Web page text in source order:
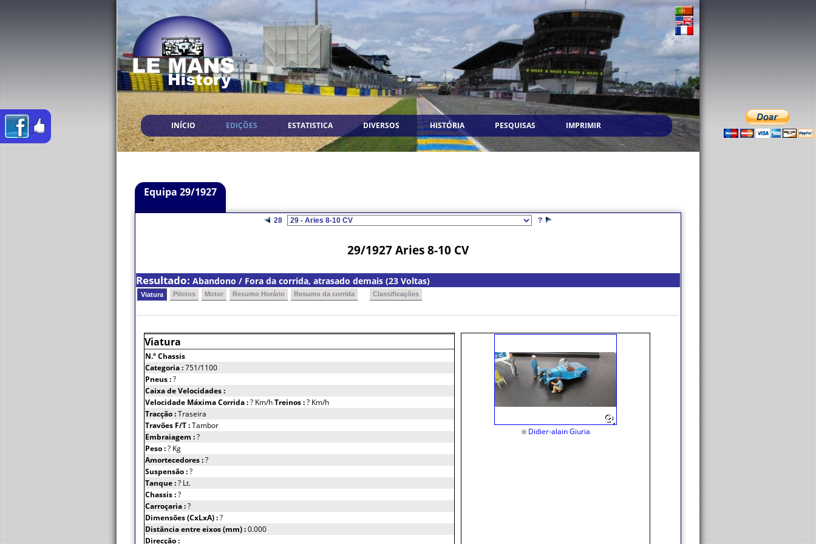
INÍCIO EDIÇÕES ESTATISTICA DIVERSOS HISTÓRIA PESQUISAS IMPRIMIR
Equipa 29/1927
28 ?
29/1927 Aries 8-10 CV
Resultado: Abandono / Fora da corrida, atrasado demais (23 Voltas)
Viatura Pilotos Motor Resumo Horário Resumo da corrida Classificações
Viatura
N.º Chassis
Categoria :751/1100
Pneus :?
Caixa de Velocidades :
Velocidade Máxima Corrida :? Km/hTreinos :? Km/h
Tracção :Traseira
Travões F/T :Tambor
Embraiagem :?
Peso :? Kg
Amortecedores :?
Suspensão :?
Tanque :? Lt.
Chassis :?
Carroçaria :?
Dimensões (CxLxA) :?
Distância entre eixos (mm) :0.000
Direcção :
© Didier-alain Giuria